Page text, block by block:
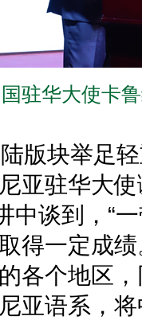
驻华大使卡
版块举足轻
亚驻华大
中谈到，“
得一定成
各个地区
亚语系，